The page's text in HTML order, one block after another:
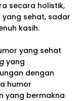
secara holistik,
sehat, sadar
kasih.
yang sehat
yang
dengan
humor
yang bermakna